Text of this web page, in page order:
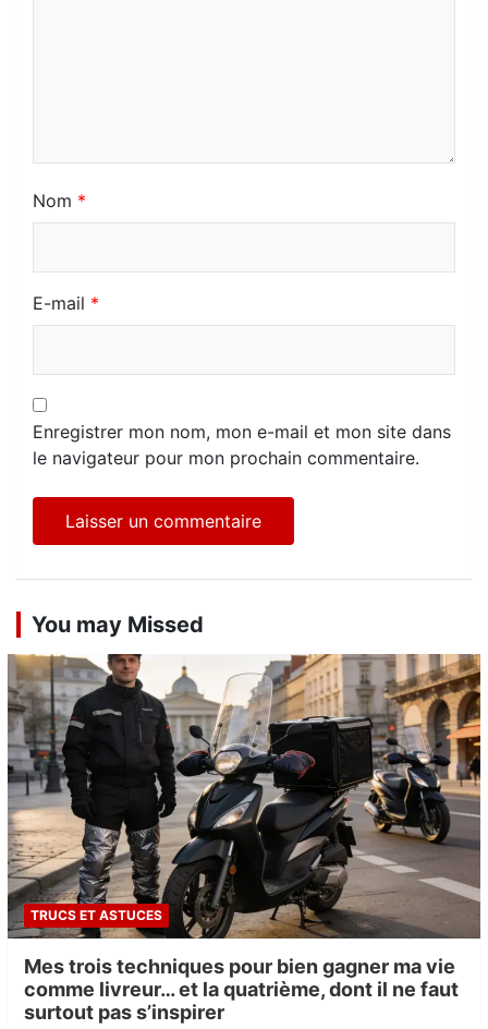
Nom *
E-mail *
Enregistrer mon nom, mon e-mail et mon site dans
le navigateur pour mon prochain commentaire.
You may Missed
TRUCS ET ASTUCES
Mes trois techniques pour bien gagner ma vie
comme livreur… et la quatrième, dont il ne faut
surtout pas s’inspirer